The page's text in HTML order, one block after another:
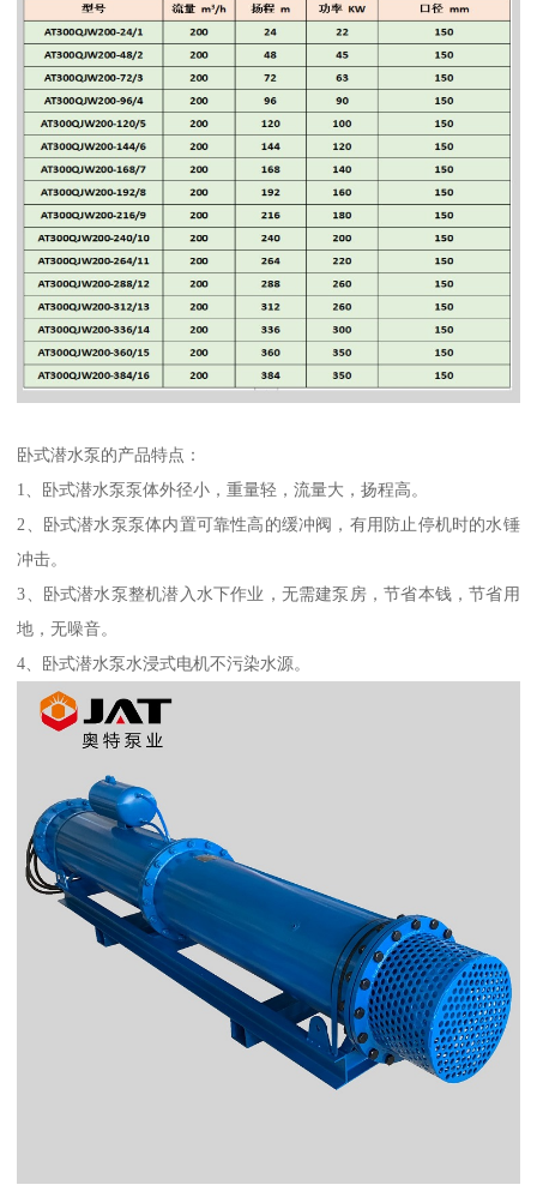
卧式潜水泵的产品特点：
1、卧式潜水泵泵体外径小，重量轻，流量大，扬程高。
2、卧式潜水泵泵体内置可靠性高的缓冲阀，有用防止停机时的水锤
冲击。
3、卧式潜水泵整机潜入水下作业，无需建泵房，节省本钱，节省用
地，无噪音。
4、卧式潜水泵水浸式电机不污染水源。